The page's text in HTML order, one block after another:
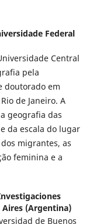
Federal
Central
pela
doutorado em
de Janeiro. A
geografia das
da escala do lugar
migrantes, as
feminina e a
(Argentina)
de Buenos